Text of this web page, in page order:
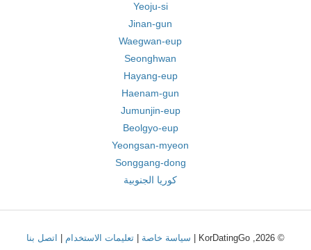
Yeoju-si
Jinan-gun
Waegwan-eup
Seonghwan
Hayang-eup
Haenam-gun
Jumunjin-eup
Beolgyo-eup
Yeongsan-myeon
Songgang-dong
كوريا الجنوبية
© 2026, KorDatingGo | سياسة خاصة تعليمات الاستخدام اتصل بنا